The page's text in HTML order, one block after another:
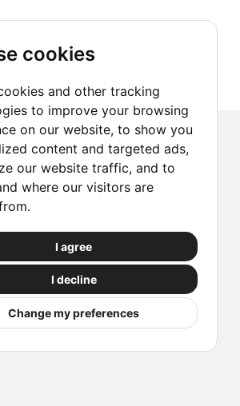
cookies
and other tracking
to improve your browsing
on our website, to show you
content and targeted ads,
our website traffic, and to
where our visitors are
I agree
I decline
Change my preferences